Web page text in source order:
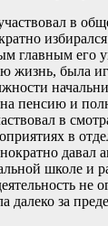
в
главным его
жизнь, была
пенсию и
в
в
давал
школе и
не
далеко за